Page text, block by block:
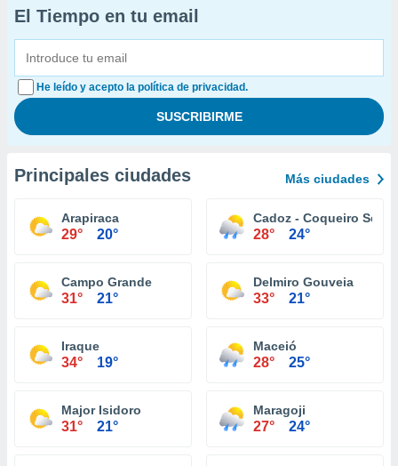
El Tiempo en tu email
He leído y acepto la política de privacidad.
Principales ciudades Más ciudades
Arapiraca
29° 20°
Cadoz - Coqueiro Seco
28° 24°
Campo Grande
31° 21°
Delmiro Gouveia
33° 21°
Iraque
34° 19°
Maceió
28° 25°
Major Isidoro
31° 21°
Maragoji
27° 24°